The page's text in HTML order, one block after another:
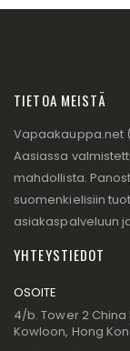
TIETOA MEISTÄ
Vapaakauppa.net
Aasiassa
mahdollista.
suomenkielisiin
asiakaspalveluun
YHTEYSTIEDOT
OSOITE
4/b. Tower 2 China
Kowloon, Hong